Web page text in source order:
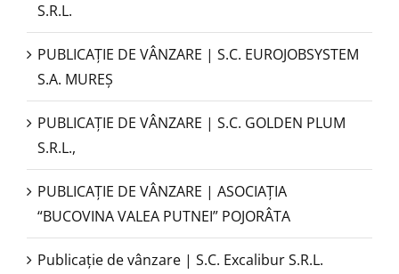
S.R.L.
PUBLICAŢIE DE VÂNZARE | S.C. EUROJOBSYSTEM
S.A. MUREȘ
PUBLICAȚIE DE VÂNZARE | S.C. GOLDEN PLUM
S.R.L.,
PUBLICAŢIE DE VÂNZARE | ASOCIAȚIA
“BUCOVINA VALEA PUTNEI” POJORÂTA
Publicație de vânzare | S.C. Excalibur S.R.L.